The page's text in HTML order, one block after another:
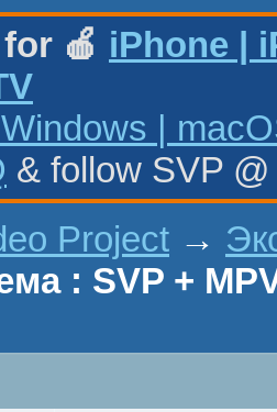
🍎 iPhone |
|
& follow SVP
Project →
: SVP +